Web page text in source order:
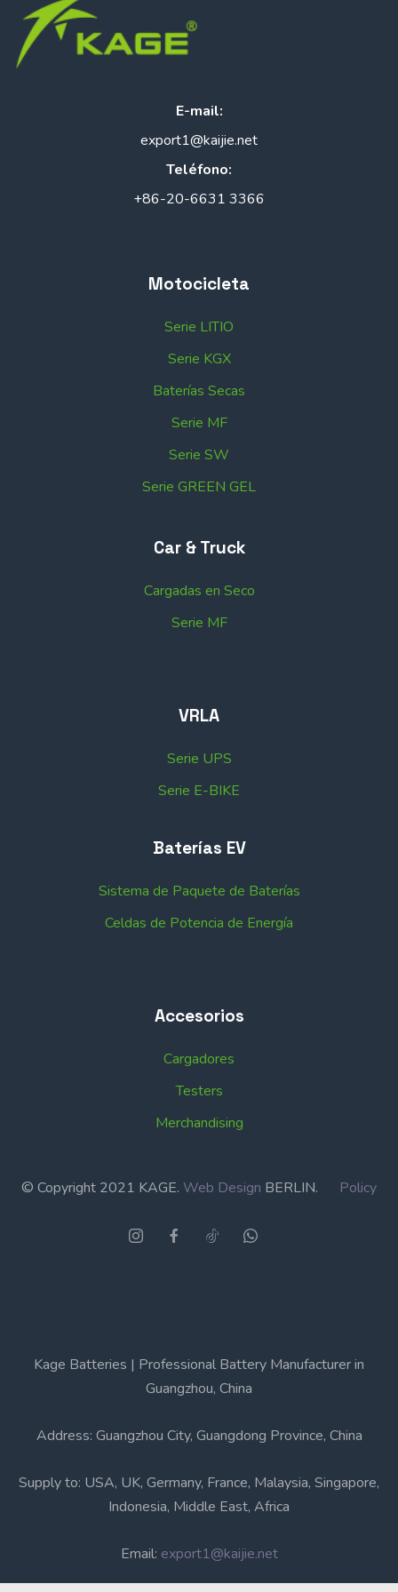
E-mail:
export1@kaijie.net
Teléfono:
+86-20-6631 3366
Motocicleta
Serie LITIO
Serie KGX
Baterías Secas
Serie MF
Serie SW
Serie GREEN GEL
Car & Truck
Cargadas en Seco
Serie MF
VRLA
Serie UPS
Serie E-BIKE
Baterías EV
Sistema de Paquete de Baterías
Celdas de Potencia de Energía
Accesorios
Cargadores
Testers
Merchandising
© Copyright 2021 KAGE. Web Design BERLIN. Policy
Kage Batteries | Professional Battery Manufacturer in
Guangzhou, China
Address: Guangzhou City, Guangdong Province, China
Supply to: USA, UK, Germany, France, Malaysia, Singapore,
Indonesia, Middle East, Africa
Email: export1@kaijie.net